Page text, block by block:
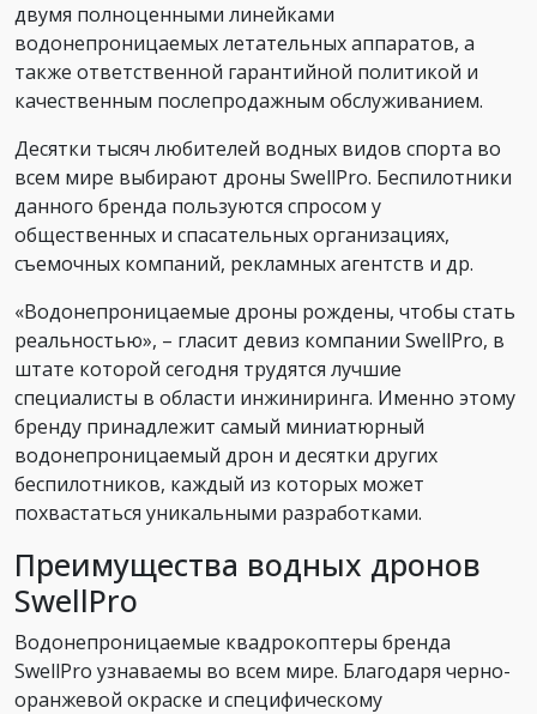
двумя полноценными линейками
водонепроницаемых летательных аппаратов, а
также ответственной гарантийной политикой и
качественным послепродажным обслуживанием.
Десятки тысяч любителей водных видов спорта во
всем мире выбирают дроны SwellPro. Беспилотники
данного бренда пользуются спросом у
общественных и спасательных организациях,
съемочных компаний, рекламных агентств и др.
«Водонепроницаемые дроны рождены, чтобы стать
реальностью», – гласит девиз компании SwellPro, в
штате которой сегодня трудятся лучшие
специалисты в области инжиниринга. Именно этому
бренду принадлежит самый миниатюрный
водонепроницаемый дрон и десятки других
беспилотников, каждый из которых может
похвастаться уникальными разработками.
Преимущества водных дронов
SwellPro
Водонепроницаемые квадрокоптеры бренда
SwellPro узнаваемы во всем мире. Благодаря черно-
оранжевой окраске и специфическому